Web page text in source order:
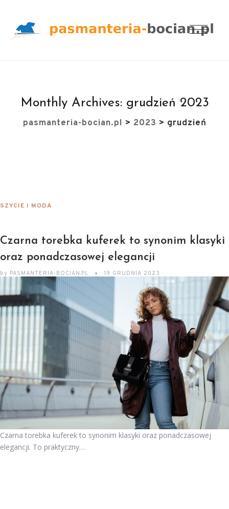
Monthly Archives: grudzień 2023
pasmanteria-bocian.pl > 2023 > grudzień
SZYCIE I MODA
Czarna torebka kuferek to synonim klasyki
oraz ponadczasowej elegancji
by PASMANTERIA-BOCIAN.PL 19 GRUDNIA 2023
Czarna torebka kuferek to synonim klasyki oraz ponadczasowej
elegancji. To praktyczny…